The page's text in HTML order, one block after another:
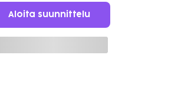
Aloita suunnittelu